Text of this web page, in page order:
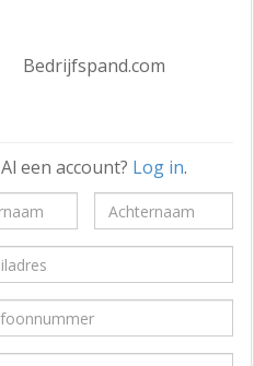
Bedrijfspand.com
Al een account? Log in.